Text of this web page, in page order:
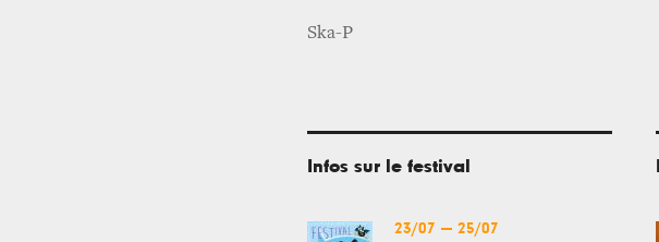
Ska-P
Infos sur le festival
23/07 — 25/07